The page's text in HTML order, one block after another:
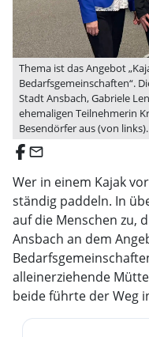
Thema ist das Angebot
Bedarfsgemeinschaften“.
Stadt Ansbach, Gabriele
ehemaligen Teilnehmerin
Besendörfer aus (von
email
Wer in einem Kajak
ständig paddeln. In
auf die Menschen zu,
Ansbach an dem
alleinerziehende
beide führte der Weg